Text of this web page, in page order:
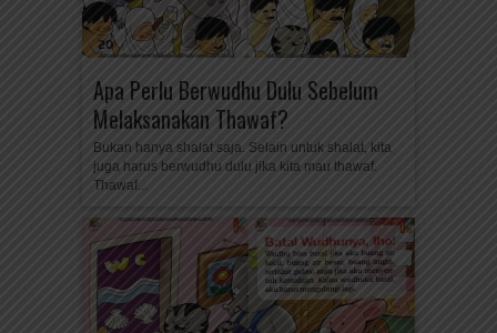
Apa Perlu Berwudhu Dulu Sebelum
Melaksanakan Thawaf?
Bukan hanya shalat saja. Selain untuk shalat, kita
juga harus berwudhu dulu jika kita mau thawaf.
Thawaf...